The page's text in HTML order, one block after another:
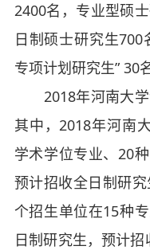
2400名，专业型硕
日制硕士研究生
专项计划研究生” 30
2018年河南大学
其中，2018年河南
学术学位专业、20
预计招收全日制研
个招生单位在15种
日制研究生，预计招